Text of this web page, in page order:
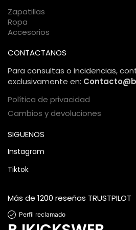
Zapatillas
Ropa
Accesorios
CONTACTANOS
Para consultas o incidencias,
exclusivamente en:
Política de privacidad
Cambios y devoluciones
SIGUENOS
Instagram
Tiktok
Más de 1200 reseñas TRUSTPILOT
Perfil reclamado